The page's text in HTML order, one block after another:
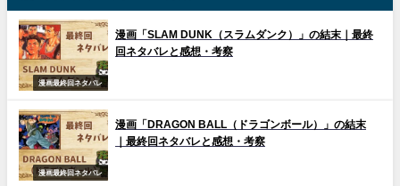
漫画最終回ネタバレ
漫画「SLAM DUNK（スラムダンク）」の結末｜最終
回ネタバレと感想・考察
漫画最終回ネタバレ
漫画「DRAGON BALL（ドラゴンボール）」の結末
｜最終回ネタバレと感想・考察